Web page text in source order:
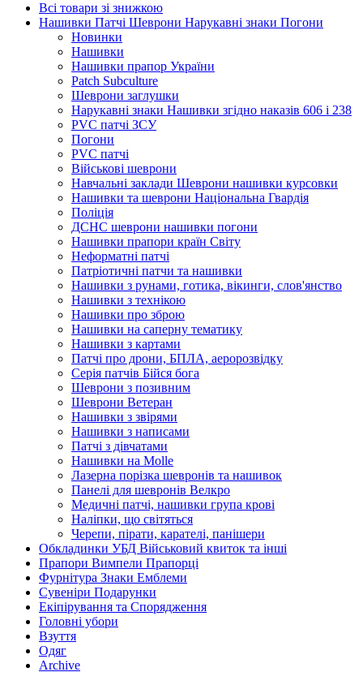
Всі товари зі знижкою
Нашивки Патчі Шеврони Нарукавні знаки Погони
Новинки
Нашивки
Нашивки прапор України
Рatch Subculture
Шеврони заглушки
Нарукавні знаки Нашивки згідно наказів 606 і 238
PVC патчі ЗСУ
Погони
PVC патчі
Військові шеврони
Навчальні заклади Шеврони нашивки курсовки
Нашивки та шеврони Національна Гвардія
Поліція
ДСНС шеврони нашивки погони
Нашивки прапори країн Світу
Неформатні патчі
Патріотичні патчи та нашивки
Нашивки з рунами, готика, вікинги, слов'янство
Нашивки з технікою
Нашивки про зброю
Нашивки на саперну тематику
Нашивки з картами
Патчі про дрони, БПЛА, аеророзвідку
Серія патчів Бійся бога
Шеврони з позивним
Шеврони Ветеран
Нашивки з звірями
Нашивки з написами
Патчі з дівчатами
Нашивки на Molle
Лазерна порізка шевронів та нашивок
Панелі для шевронів Велкро
Медичні патчі, нашивки група крові
Наліпки, що світяться
Черепи, пірати, карателі, панішери
Обкладинки УБД Військовий квиток та інші
Прапори Вимпели Прапорці
Фурнітура Знаки Емблеми
Сувеніри Подарунки
Екіпірування та Спорядження
Головні убори
Взуття
Одяг
Archive